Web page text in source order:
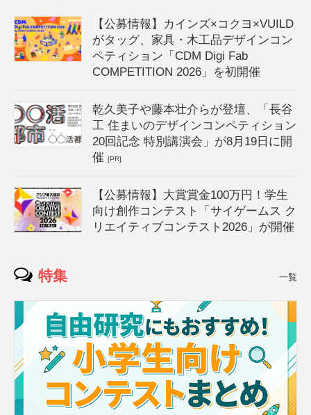
【公募情報】カインズ×コクヨ×VUILD
がタッグ、家具・木工品デザインコン
ペティション「CDM Digi Fab
COMPETITION 2026」を初開催
乾久美子や藤本壮介らが登壇、「長谷
工 住まいのデザインコンペティション
20回記念 特別講演会」が8月19日に開
催[PR]
【公募情報】大賞賞金100万円！学生
向け創作コンテスト「サイゲームス ク
リエイティブコンテスト2026」が開催
特集 一覧